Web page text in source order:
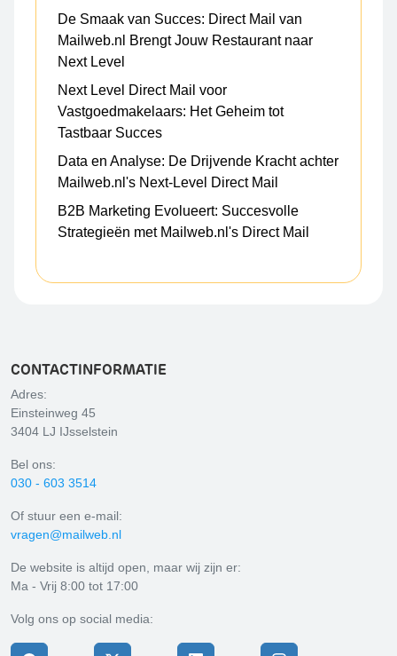
De Smaak van Succes: Direct Mail van
Mailweb.nl Brengt Jouw Restaurant naar
Next Level
Next Level Direct Mail voor
Vastgoedmakelaars: Het Geheim tot
Tastbaar Succes
Data en Analyse: De Drijvende Kracht achter
Mailweb.nl's Next-Level Direct Mail
B2B Marketing Evolueert: Succesvolle
Strategieën met Mailweb.nl's Direct Mail
CONTACTINFORMATIE
Adres:
Einsteinweg 45
3404 LJ IJsselstein
Bel ons:
030 - 603 3514
Of stuur een e-mail:
vragen@mailweb.nl
De website is altijd open, maar wij zijn er:
Ma - Vrij 8:00 tot 17:00
Volg ons op social media: